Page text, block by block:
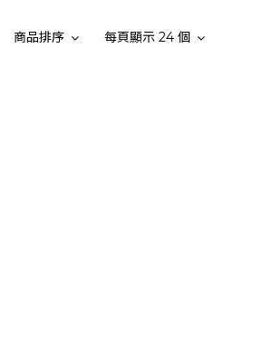
商品排序 每頁顯示 24 個